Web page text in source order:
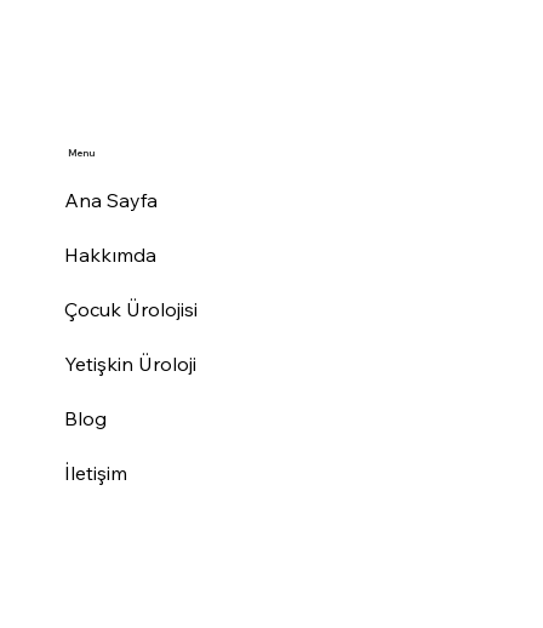
Menu
Ana Sayfa
Hakkımda
Çocuk Ürolojisi
Yetişkin Üroloji
Blog
İletişim